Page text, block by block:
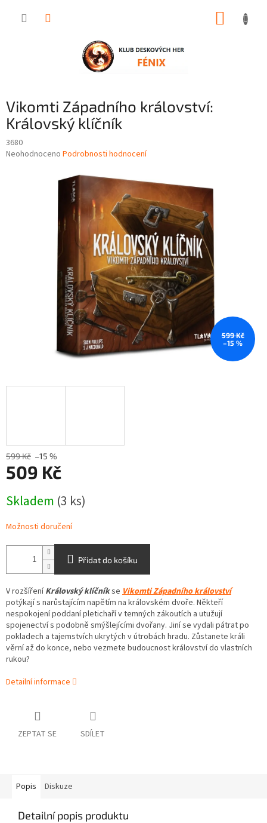
Vikomti Západního království:
Královský klíčník
3680
Průměrné
Neohodnoceno Podrobnosti hodnocení
599 Kč
–15 %
599 Kč –15 %
509 Kč
cena:
Skladem (3 ks)
Možnosti doručení
Přidat do košíku
V rozšířeníKrálovský klíčníkse Vikomti Západního království
potýkají s narůstajícím napětím na královském dvoře. Někteří
nespokojení poddaní pletichaří v temných zákoutích a utužují
spojenectví s podobně smýšlejícími dvořany. Jiní se vydali pátrat po
pokladech a tajemstvích ukrytých v útrobách hradu. Zůstanete králi
věrní až do konce, nebo vezmete budoucnost království do vlastních
rukou?
Detailní informace
ZEPTAT SE SDÍLET
Popis Diskuze
Detailní popis produktu